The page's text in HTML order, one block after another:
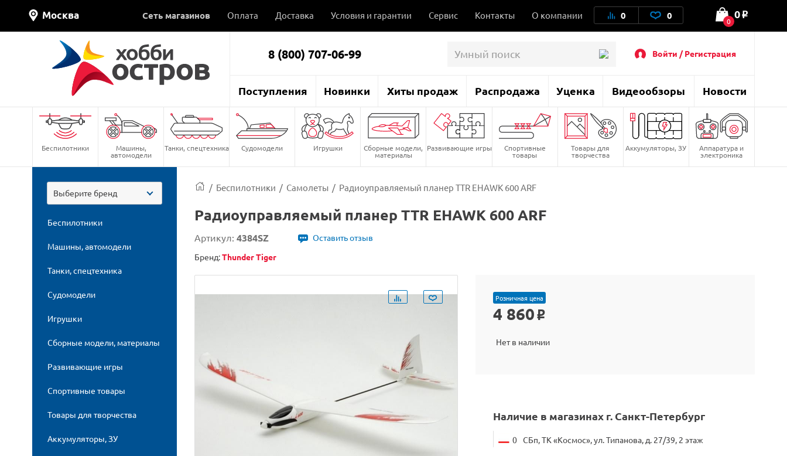
Москва Сеть магазинов Оплата Доставка Условия и гарантии Сервис Контакты О компании 0 0 0
0 o
8 (800) 707-06-99 Войти / Регистрация
Поступления Новинки Хиты продаж Распродажа Уценка Видеообзоры Новости
Беспилотники Машины,
автомодели
Танки, спецтехника Судомодели Игрушки Сборные модели,
материалы
Развивающие игры Спортивные
товары
Товары для
творчества
Аккумуляторы, ЗУ Аппаратура и
электроника
Выберите бренд
Беспилотники
Машины, автомодели
Танки, спецтехника
Судомодели
Игрушки
Сборные модели, материалы
Развивающие игры
Спортивные товары
Товары для творчества
Аккумуляторы, ЗУ
/ Беспилотники / Самолеты / Радиоуправляемый планер TTR EHAWK 600 ARF
Радиоуправляемый планер TTR EHAWK 600 ARF
Артикул: 4384SZ
Оставить отзыв
Бренд:Thunder Tiger
Розничная цена
4 860 o
Нет в наличии
Наличие в магазинах г. Санкт-Петербург
0 СБп, ТК «Космос», ул. Типанова, д. 27/39, 2 этаж